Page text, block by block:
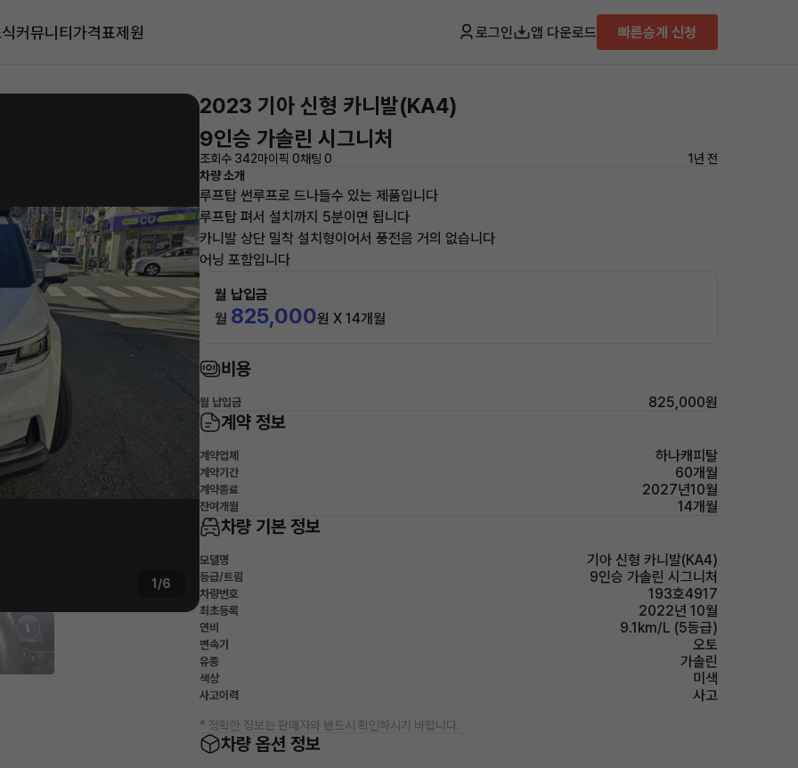
커뮤니티가격표제원 로그인 앱 다운로드 빠른승계 신청
1/6
2023 기아 신형 카니발(KA4)
9인승 가솔린 시그니처
조회수 342마이픽 0채팅 0
1년 전
차량 소개
루프탑 썬루프로 드나들수 있는 제품입니다
루프탑 펴서 설치까지 5분이면 됩니다
카니발 상단 밀착 설치형이어서 풍전음 거의 없습니다
어닝 포함입니다
월 납입금
월 825,000원 X 14개월
비용
월 납입금 825,000원
계약 정보
계약업체 하나캐피탈
계약기간 60개월
계약종료 2027년10월
잔여개월 14개월
차량 기본 정보
모델명 기아 신형 카니발(KA4)
등급/트림 9인승 가솔린 시그니처
차량번호 193호4917
최초등록 2022년 10월
연비 9.1km/L (5등급)
변속기 오토
유종 가솔린
색상 미색
사고이력 사고
* 정확한 정보는 판매자와 반드시 확인하시기 바랍니다.
차량 옵션 정보